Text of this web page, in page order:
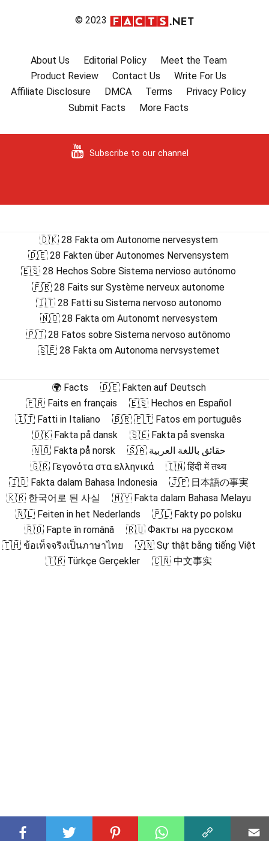
© 2023
About Us Editorial Policy
Meet the Team
Product Review
Contact Us
Write For Us
Affiliate Disclosure
DMCA Terms
Privacy Policy
Submit Facts
More Facts
Subscribe to our channel
🇩🇰 28 Fakta om Autonome nervesystem
🇩🇪 28 Fakten über Autonomes Nervensystem
🇪🇸 28 Hechos Sobre Sistema nervioso autónomo
🇫🇷 28 Faits sur Système nerveux autonome
🇮🇹 28 Fatti su Sistema nervoso autonomo
🇳🇴 28 Fakta om Autonomt nervesystem
🇵🇹 28 Fatos sobre Sistema nervoso autônomo
🇸🇪 28 Fakta om Autonoma nervsystemet
🌍 Facts
🇩🇪 Fakten auf Deutsch
🇫🇷 Faits en français
🇪🇸 Hechos en Español
🇮🇹 Fatti in Italiano
🇧🇷 🇵🇹 Fatos em português
🇩🇰 Fakta på dansk
🇸🇪 Fakta på svenska
🇳🇴 Fakta på norsk
🇸🇦 حقائق باللغة العربية
🇬🇷 Γεγονότα στα ελληνικά
🇮🇳 हिंदी में तथ्य
🇮🇩 Fakta dalam Bahasa Indonesia
🇯🇵 日本語の事実
🇰🇷 한국어로 된 사실
🇲🇾 Fakta dalam Bahasa Melayu
🇳🇱 Feiten in het Nederlands
🇵🇱 Fakty po polsku
🇷🇴 Fapte în română
🇷🇺 Факты на русском
🇹🇭 ข้อเท็จจริงเป็นภาษาไทย
🇻🇳 Sự thật bằng tiếng Việt
🇹🇷 Türkçe Gerçekler
🇨🇳 中文事实